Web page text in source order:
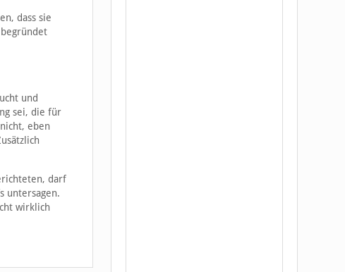
dass sie
und
sei, die für
eben
darf
untersagen.
wirklich